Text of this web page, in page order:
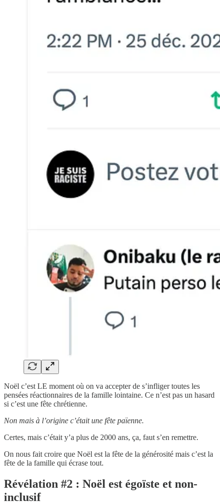
Noël c’est LE moment où on va accepter de s’infliger toutes les
pensées réactionnaires de la famille lointaine. Ce n’est pas un hasard
si c’est une fête chrétienne.
Non mais à l’origine c’était une fête païenne.
Certes, mais c’était y’a plus de 2000 ans, ça, faut s’en remettre.
On nous fait croire que Noël est la fête de la générosité mais c’est la
fête de la famille qui écrase tout.
Révélation #2 : Noël est égoïste et non-
inclusif